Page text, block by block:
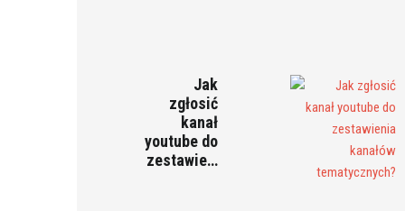
Jak
zgłosić
kanał
youtube do
zestawie…